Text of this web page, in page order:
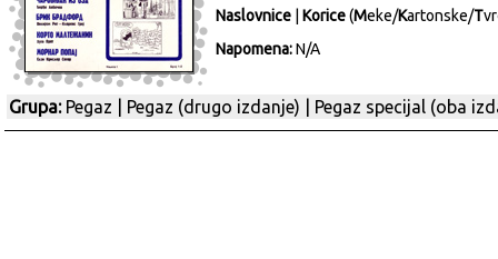
Naslovnice
Korice(Meke/Kartonske/T
Napomena:N/A
Grupa: Pegaz Pegaz (drugo izdanje) Pegaz specijal (oba